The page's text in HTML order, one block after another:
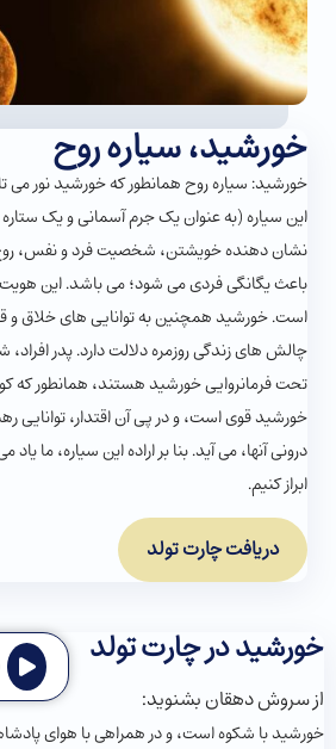
خورشید، سیاره روح
خورشید: سیاره روح همانطور که خورشید نور می
این سیاره (به عنوان یک جرم آسمانی و یک
نشان دهنده خویشتن، شخصیت فرد و نفس،
باعث یگانگی فردی می شود؛ می باشد. این
است. خورشید همچنین به توانایی های خلاق و
چالش های زندگی روزمره دلالت دارد. پدر افراد،
تحت فرمانروایی خورشید هستند، همانطور که
خورشید قوی است، و در پی آن اقتدار، توانایی
درونی آنها، می آید. بنا بر اراده این سیاره، ما
ابراز کنیم.
دریافت چارت تولد
خورشید در چارت تولد
از سروش دهقان بشنوید:
Audio
Player
خورشید با شکوه است، و در همراهی با هوای